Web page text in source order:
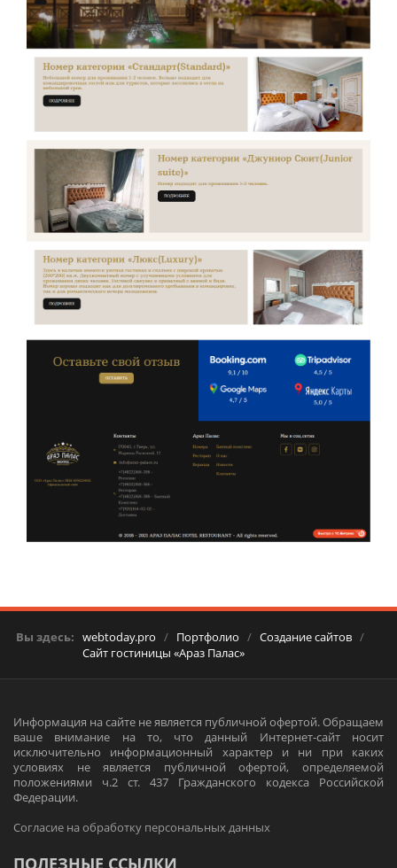
Вы здесь: webtoday.pro / Портфолио / Создание сайтов /
Сайт гостиницы «Араз Палас»
Информация на сайте не является публичной офертой. Обращаем
ваше внимание на то, что данный Интернет-сайт носит
исключительно информационный характер и ни при каких
условиях не является публичной офертой, определяемой
положениями ч.2 ст. 437 Гражданского кодекса Российской
Федерации.
Согласие на обработку персональных данных
ПОЛЕЗНЫЕ ССЫЛКИ